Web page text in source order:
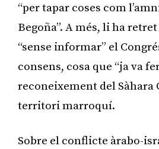
“per tapar coses com
Begoña”. A més, li ha
“sense informar” el
consens, cosa que “ja va
reconeixement del Sàhara
territori marroquí.
Sobre el conflicte àrabo-